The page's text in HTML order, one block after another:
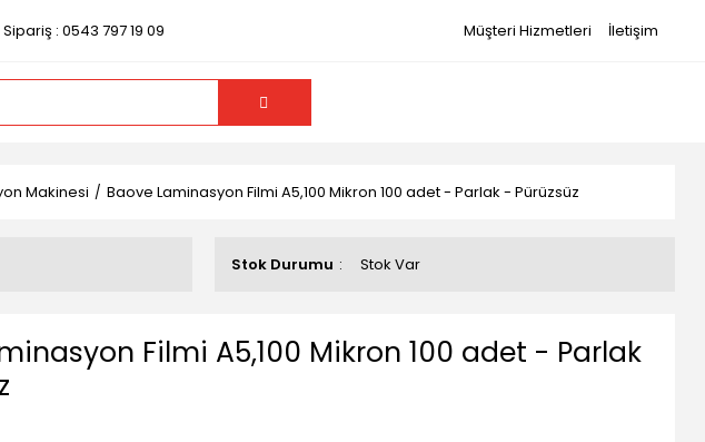
: 0543 797 19 09 Müşteri Hizmetleri İletişim
Makinesi Baove Laminasyon Filmi A5,100 Mikron 100 adet - Parlak - Pürüzsüz
Stok Durumu Stok Var
Filmi A5,100 Mikron 100 adet - Parlak